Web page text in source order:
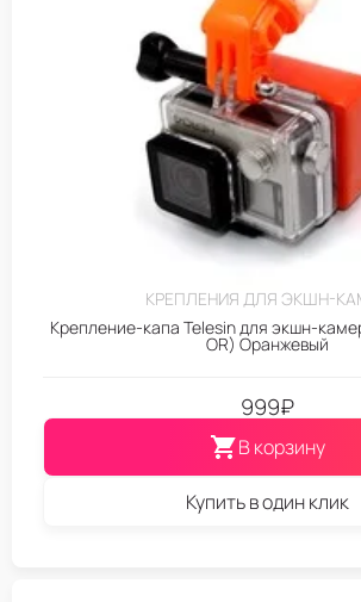
КРЕПЛЕНИЯ ДЛЯ ЭКШН-
Крепление-капа Telesin для экшн-
OR) Оранжевый
999₽
В корзину
Купить в один клик